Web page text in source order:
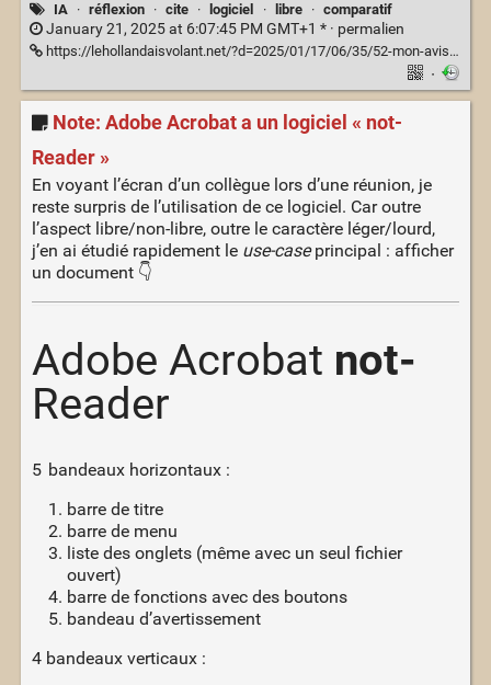
IA · réflexion · cite · logiciel · libre · comparatif
January 21, 2025 at 6:07:45 PM GMT+1 * · permalien
https://lehollandaisvolant.net/?d=2025/01/17/06/35/52-mon-avis-sur-chatgpt-et-les-autres-ia-generatives
·
Note: Adobe Acrobat a un logiciel « not-
Reader »
En voyant l’écran d’un collègue lors d’une réunion, je
reste surpris de l’utilisation de ce logiciel. Car outre
l’aspect libre/non-libre, outre le caractère léger/lourd,
j’en ai étudié rapidement le use-caseprincipal : afficher
un document 👇
Adobe Acrobat not-
Reader
5 bandeaux horizontaux :
barre de titre
barre de menu
liste des onglets (même avec un seul fichier
ouvert)
barre de fonctions avec des boutons
bandeau d’avertissement
4 bandeaux verticaux :